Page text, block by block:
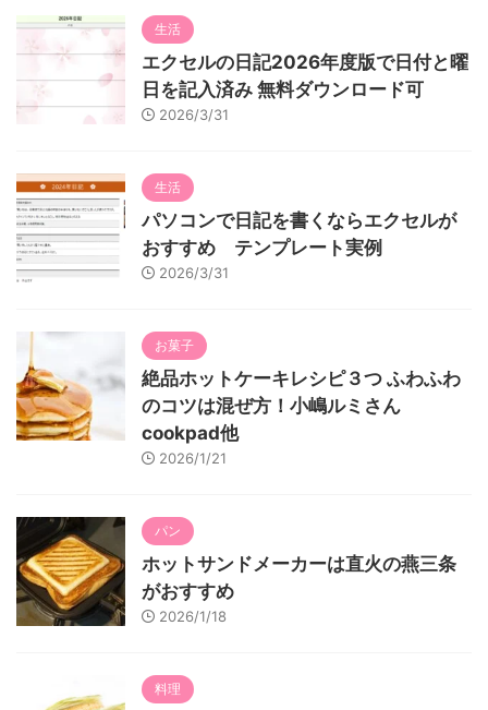
生活
エクセルの日記2026年度版で日付と曜
日を記入済み 無料ダウンロード可
2026/3/31
生活
パソコンで日記を書くならエクセルが
おすすめ テンプレート実例
2026/3/31
お菓子
絶品ホットケーキレシピ３つ ふわふわ
のコツは混ぜ方！小嶋ルミさん
cookpad他
2026/1/21
パン
ホットサンドメーカーは直火の燕三条
がおすすめ
2026/1/18
料理